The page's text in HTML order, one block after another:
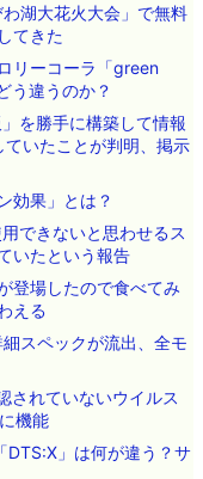
湖大花火大会」で無料
てきた
リーコーラ「green
う違うのか？
を勝手に構築して情報
いたことが判明、掲示
効果」とは？
できないと思わせるス
いたという報告
登場したので食べてみ
える
スペックが流出、全モ
されていないウイルス
機能
DTS:X」は何が違う？サ